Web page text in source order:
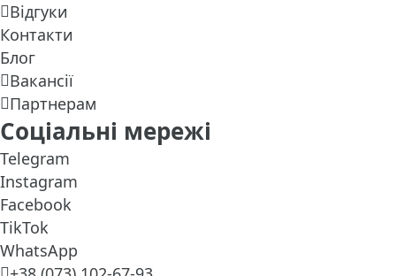
Відгуки
Контакти
Блог
Вакансії
Партнерам
Соціальні мережі
Telegram
Instagram
Facebook
TikTok
WhatsApp